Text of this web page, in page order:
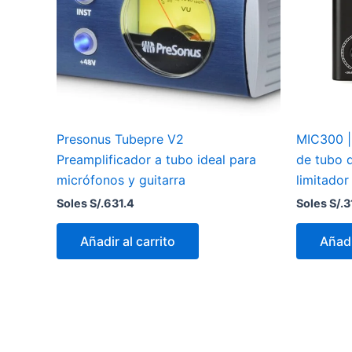
Presonus Tubepre V2
Preamplificador a tubo ideal para
micrófonos y guitarra
Soles S/.631.4
Añadir al carrito
MIC300
de tubo
limitador
Soles S/.